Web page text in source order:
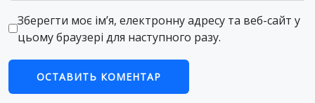
Зберегти моє ім’я, електронну адресу та веб-сайт у
цьому браузері для наступного разу.